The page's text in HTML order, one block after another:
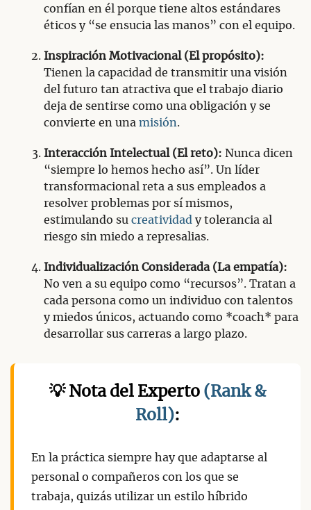
confían en él porque tiene altos estándares
éticos y “se ensucia las manos” con el equipo.
Inspiración Motivacional (El propósito):
Tienen la capacidad de transmitir una visión
del futuro tan atractiva que el trabajo diario
deja de sentirse como una obligación y se
convierte en una misión.
Interacción Intelectual (El reto): Nunca dicen
“siempre lo hemos hecho así”. Un líder
transformacional reta a sus empleados a
resolver problemas por sí mismos,
estimulando su creatividad y tolerancia al
riesgo sin miedo a represalias.
Individualización Considerada (La empatía):
No ven a su equipo como “recursos”. Tratan a
cada persona como un individuo con talentos
y miedos únicos, actuando como *coach* para
desarrollar sus carreras a largo plazo.
💡 Nota del Experto (Rank &
Roll):
En la práctica siempre hay que adaptarse al
personal o compañeros con los que se
trabaja, quizás utilizar un estilo híbrido